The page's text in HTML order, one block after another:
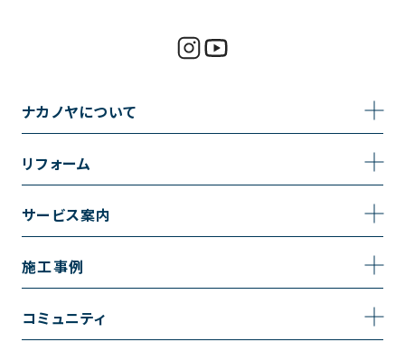
ナカノヤについて
事業内容
採用情報
リフォーム
トイレのリフォーム
キッチンのリフォーム
サービス案内
サービスの流れ
施工事例
施工事例一覧
コミュニティ